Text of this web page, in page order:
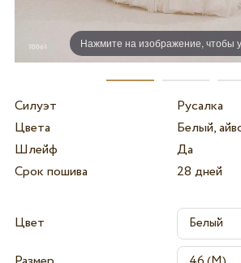
Нажмите на изображение, чтобы
Силуэт
Русалка
Цвета
Белый,
Шлейф
Да
Срок пошива
28 дней
Цвет